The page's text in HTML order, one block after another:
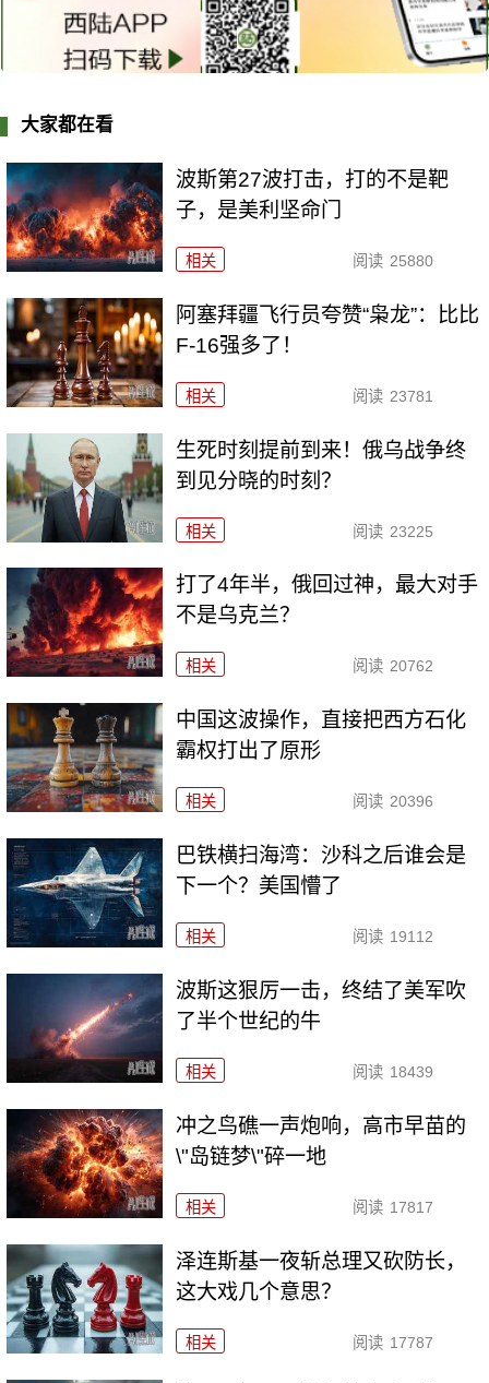
大家都在看
波斯第27波打击，打的不是靶
子，是美利坚命门
相关 阅读 25880
阿塞拜疆飞行员夸赞“枭龙”：比比
F-16强多了！
相关 阅读 23781
生死时刻提前到来！俄乌战争终
到见分晓的时刻？
相关 阅读 23225
打了4年半，俄回过神，最大对手
不是乌克兰？
相关 阅读 20762
中国这波操作，直接把西方石化
霸权打出了原形
相关 阅读 20396
巴铁横扫海湾：沙科之后谁会是
下一个？美国懵了
相关 阅读 19112
波斯这狠厉一击，终结了美军吹
了半个世纪的牛
相关 阅读 18439
冲之鸟礁一声炮响，高市早苗的
\"岛链梦\"碎一地
相关 阅读 17817
泽连斯基一夜斩总理又砍防长，
这大戏几个意思？
相关 阅读 17787